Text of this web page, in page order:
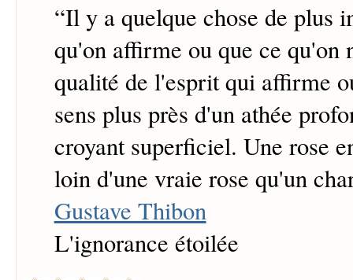
“Il y a quelque chose de plus
qu'on affirme ou que ce qu'on
qualité de l'esprit qui affirme
sens plus près d'un athée
croyant superficiel. Une rose
loin d'une vraie rose qu'un
Gustave Thibon
L'ignorance étoilée